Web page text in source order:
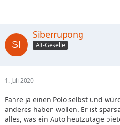
Siberrupong
Alt-Geselle
1. Juli 2020
Fahre ja einen Polo selbst und
anderes haben wollen. Er ist
alles, was ein Auto heutzutage